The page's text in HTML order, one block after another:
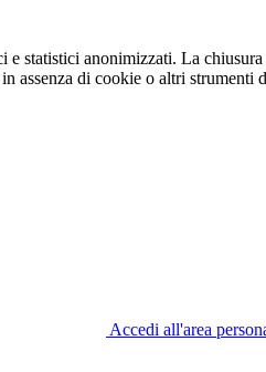
e statistici anonimizzati. La
assenza di cookie o altri strumenti
Accedi all'area